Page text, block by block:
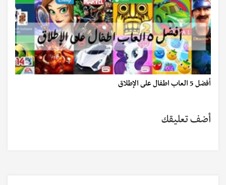
أفضل 5 العاب اطفال على الإطلاق
أضف تعليقك